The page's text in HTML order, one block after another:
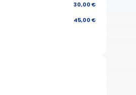
30,00 €
45,00 €